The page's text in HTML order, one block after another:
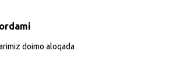
doimo aloqada